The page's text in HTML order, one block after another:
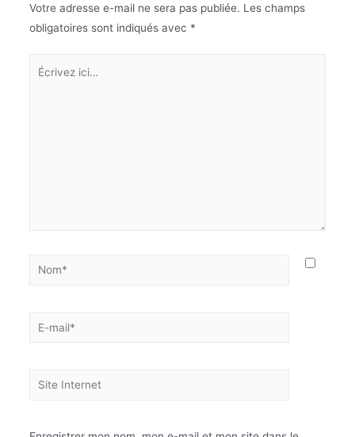
Votre adresse e-mail ne sera pas publiée. Les champs
obligatoires sont indiqués avec *